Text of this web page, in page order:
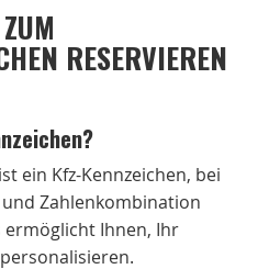
RESERVIEREN
ein Kfz-Kennzeichen, bei
Zahlenkombination
ermöglicht Ihnen, Ihr